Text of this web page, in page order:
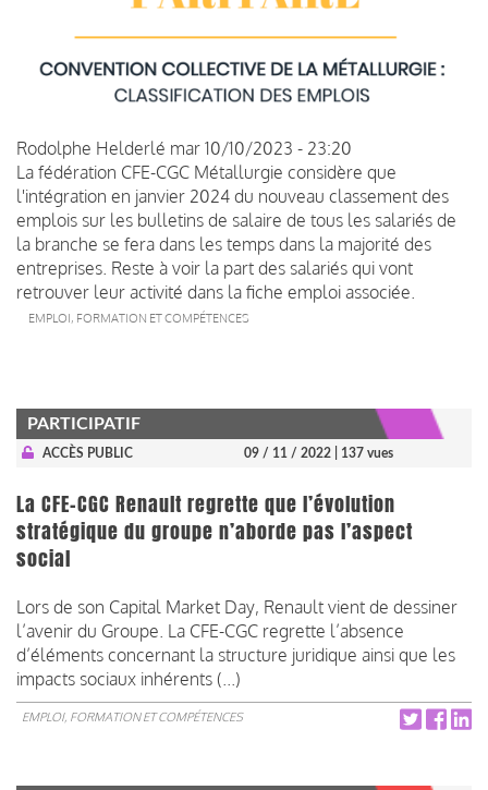
Rodolphe Helderlé mar 10/10/2023 - 23:20
La fédération CFE-CGC Métallurgie considère que
l'intégration en janvier 2024 du nouveau classement des
emplois sur les bulletins de salaire de tous les salariés de
la branche se fera dans les temps dans la majorité des
entreprises. Reste à voir la part des salariés qui vont
retrouver leur activité dans la fiche emploi associée.
EMPLOI, FORMATION ET COMPÉTENCES
PARTICIPATIF
ACCÈS PUBLIC 09 / 11 / 2022 | 137 vues
La CFE-CGC Renault regrette que l’évolution
stratégique du groupe n’aborde pas l’aspect
social
Lors de son Capital Market Day, Renault vient de dessiner
l’avenir du Groupe. La CFE-CGC regrette l’absence
d’éléments concernant la structure juridique ainsi que les
impacts sociaux inhérents (...)
EMPLOI, FORMATION ET COMPÉTENCES